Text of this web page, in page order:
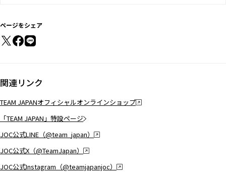
ページをシェア
関連リンク
TEAM JAPANオフィシャルオンラインショップ
「TEAM JAPAN」特設ページ
JOC公式LINE（@team_japan）
JOC公式X（@TeamJapan）
JOC公式Instagram（@teamjapanjoc）